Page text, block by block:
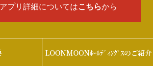
アプリ詳細についてはこちらから
LOONMOONﾎｰﾙﾃﾞｨﾝｸﾞｽのご紹介